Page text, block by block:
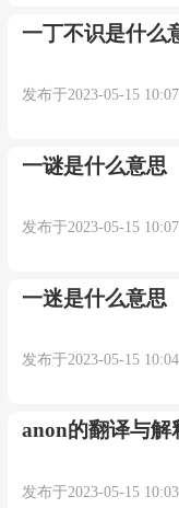
本内容部分来源于
一丁不识是什么
发布于2023-05-15
一谜是什么意思
发布于2023-05-15
一迷是什么意思
发布于2023-05-15
anon的翻译与解
发布于2023-05-15